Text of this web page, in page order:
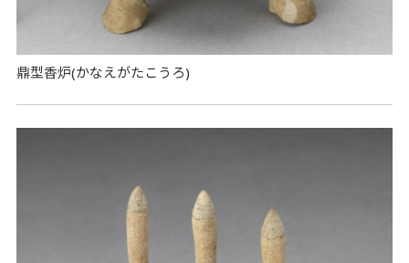
鼎型香炉(かなえがたこうろ)